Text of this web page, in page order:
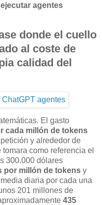
agentes
donde el cuello
al coste de
calidad del
El gasto
cada millón de tokens
y alrededor de
como referencia el
300.000 dólares
por millón de tokens y
diaria por cada una
201 millones de
435